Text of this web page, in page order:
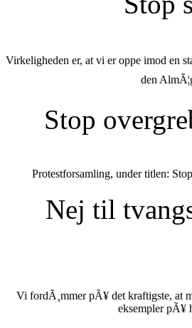
Virkeligheden er, at vi er oppe imod en
den
Stop
Protestforsamling, under titlen:
Nej til
Vi fordÃ¸mmer pÃ¥ det kraftigste, at
eksempler pÃ¥